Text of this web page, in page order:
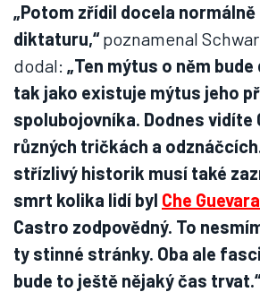
„Potom zřídil docela
diktaturu,“poznamenal
dodal: „Ten mýtus o něm
tak jako existuje mýtus jeho
spolubojovníka. Dodnes vidíte
různých tričkách a
střízlivý historik musí také
smrt kolika lidí byl Che Guevara
Castro zodpovědný. To
ty stinné stránky. Oba ale
bude to ještě nějaký čas trvat.“